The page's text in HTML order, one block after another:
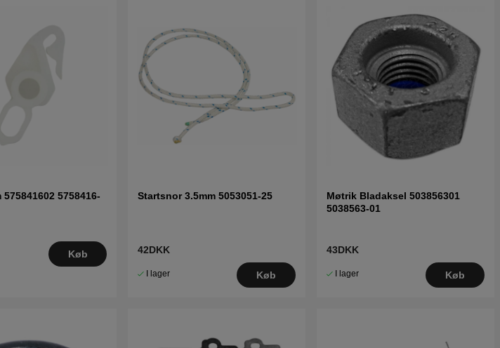
5758416-
Køb
Startsnor 3.5mm 5053051-25
42DKK
I lager Køb
Møtrik Bladaksel 503856301
5038563-01
43DKK
I lager Køb